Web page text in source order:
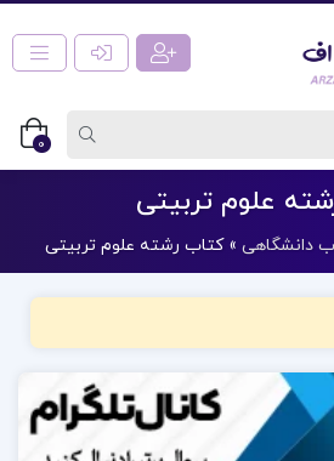
0
علوم تربیتی
دانشگاهی »کتاب رشته علوم تربیتی